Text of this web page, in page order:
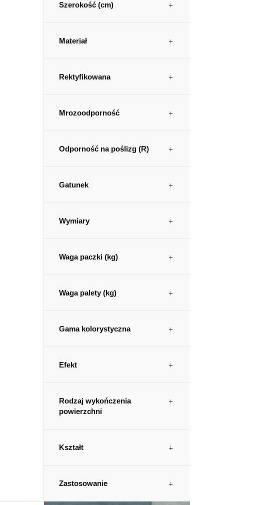
Szerokość (cm)
Materiał
Rektyfikowana
Mrozoodporność
Odporność na poślizg (R)
Gatunek
Wymiary
Waga paczki (kg)
Waga palety (kg)
Gama kolorystyczna
Efekt
Rodzaj wykończenia
powierzchni
Kształt
Zastosowanie